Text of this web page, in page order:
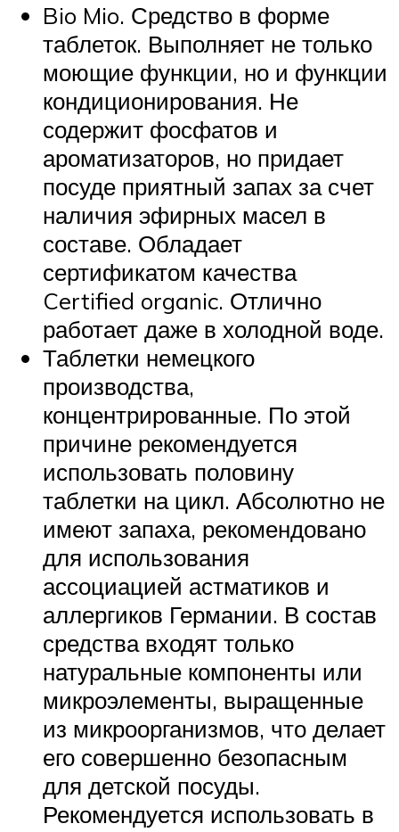
Bio Mio. Средство в форме
таблеток. Выполняет не только
моющие функции, но и функции
кондиционирования. Не
содержит фосфатов и
ароматизаторов, но придает
посуде приятный запах за счет
наличия эфирных масел в
составе. Обладает
сертификатом качества
Certified organic. Отлично
работает даже в холодной воде.
Таблетки немецкого
производства,
концентрированные. По этой
причине рекомендуется
использовать половину
таблетки на цикл. Абсолютно не
имеют запаха, рекомендовано
для использования
ассоциацией астматиков и
аллергиков Германии. В состав
средства входят только
натуральные компоненты или
микроэлементы, выращенные
из микроорганизмов, что делает
его совершенно безопасным
для детской посуды.
Рекомендуется использовать в